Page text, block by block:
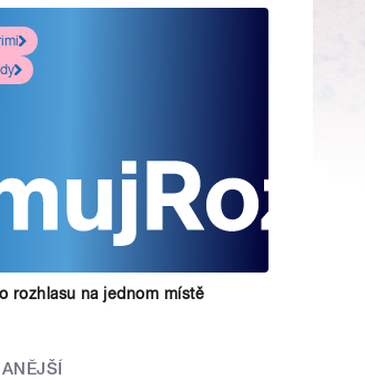
rozhlasu na jednom místě